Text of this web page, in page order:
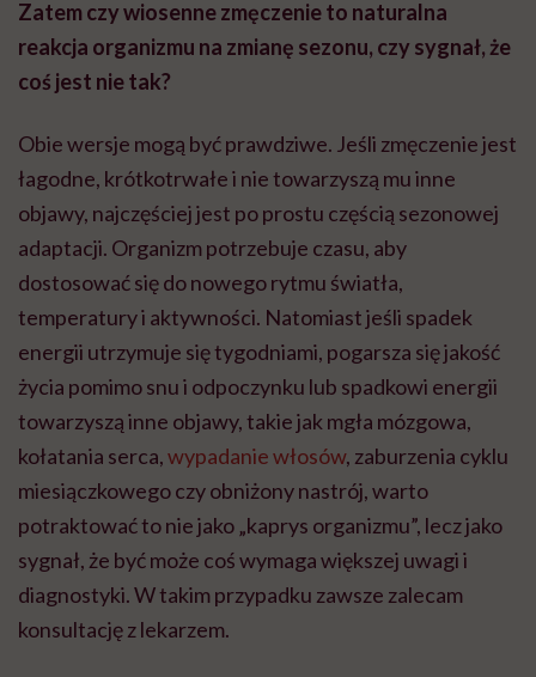
Zatem czy wiosenne zmęczenie to naturalna
reakcja organizmu na zmianę sezonu, czy sygnał, że
coś jest nie tak?
Obie wersje mogą być prawdziwe. Jeśli zmęczenie jest
łagodne, krótkotrwałe i nie towarzyszą mu inne
objawy, najczęściej jest po prostu częścią sezonowej
adaptacji. Organizm potrzebuje czasu, aby
dostosować się do nowego rytmu światła,
temperatury i aktywności. Natomiast jeśli spadek
energii utrzymuje się tygodniami, pogarsza się jakość
życia pomimo snu i odpoczynku lub spadkowi energii
towarzyszą inne objawy, takie jak mgła mózgowa,
kołatania serca,wypadanie włosów, zaburzenia cyklu
miesiączkowego czy obniżony nastrój, warto
potraktować to nie jako „kaprys organizmu”, lecz jako
sygnał, że być może coś wymaga większej uwagi i
diagnostyki. W takim przypadku zawsze zalecam
konsultację z lekarzem.